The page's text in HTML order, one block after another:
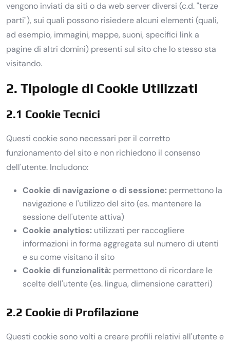
vengono inviati da siti o da web server diversi (c.d. "terze
parti"), sui quali possono risiedere alcuni elementi (quali,
ad esempio, immagini, mappe, suoni, specifici link a
pagine di altri domini) presenti sul sito che lo stesso sta
visitando.
2. Tipologie di Cookie Utilizzati
2.1 Cookie Tecnici
Questi cookie sono necessari per il corretto
funzionamento del sito e non richiedono il consenso
dell'utente. Includono:
Cookie di navigazione o di sessione: permettono la
navigazione e l'utilizzo del sito (es. mantenere la
sessione dell'utente attiva)
Cookie analytics: utilizzati per raccogliere
informazioni in forma aggregata sul numero di utenti
e su come visitano il sito
Cookie di funzionalità: permettono di ricordare le
scelte dell'utente (es. lingua, dimensione caratteri)
2.2 Cookie di Profilazione
Questi cookie sono volti a creare profili relativi all'utente e